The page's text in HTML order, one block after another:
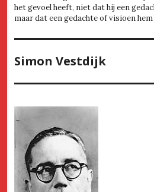
het gevoel heeft, niet dat hij een
maar dat een gedachte of visioen
Simon Vestdijk